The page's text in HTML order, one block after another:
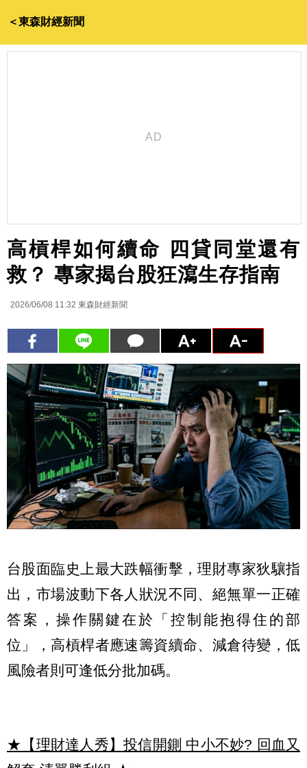
＜東森財經新聞
高槓桿如何續命 四貸同堂還有
救？ 專家揭台股狂瀉生存指南
2026/06/08 11:32 東森財經新聞
台股面臨史上最大跌幅衝擊，理財專家狄驤指
出，市場波動下各人狀況不同、絕無單一正確
答案，操作關鍵在於「控制能抱得住的部
位」，高槓桿者應速籌資續命、減倉待變，低
風險者則可逢低分批加碼。
★【理財達人秀】投信開鍘 中小不妙? 回血又